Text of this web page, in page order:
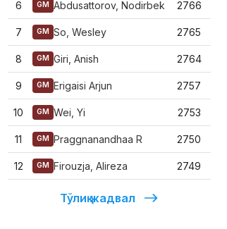
6 GM Abdusattorov, Nodirbek 2766
7 GM So, Wesley 2765
8 GM Giri, Anish 2764
9 GM Erigaisi Arjun 2757
10 GM Wei, Yi 2753
11 GM Praggnanandhaa R 2750
12 GM Firouzja, Alireza 2749
Тўлиқ жадвал